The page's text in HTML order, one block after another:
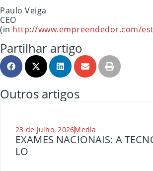
Paulo Veiga
CEO
(in http://www.empreendedor.com/
Partilhar artigo
Outros artigos
23 de Julho, 2026Media
EXAMES NACIONAIS: A
LO